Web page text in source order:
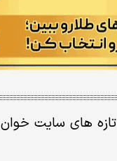
تازه های سایت خوان